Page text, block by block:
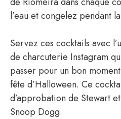
l’eau et congelez pendant
Servez ces cocktails avec
de charcuterie Instagram
passer pour un bon
fête d’Halloween. Ce
d’approbation de Stewart
Snoop Dogg.